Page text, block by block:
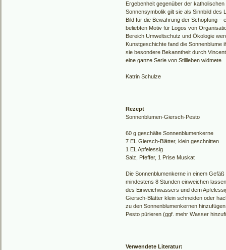
Ergebenheit gegenüber der
Sonnensymbolik gilt sie als Sinnbild des
Bild für die Bewahrung der Schöpfung –
beliebten Motiv für Logos von
Bereich Umweltschutz und Ökologie
Kunstgeschichte fand die Sonnenblume
sie besondere Bekanntheit durch
eine ganze Serie von Stillleben widmete.
Katrin Schulze
Rezept
Sonnenblumen-Giersch-Pesto
60 g geschälte Sonnenblumenkerne
7 EL Giersch-Blätter, klein geschnitten
1 EL Apfelessig
Salz, Pfeffer, 1 Prise Muskat
Die Sonnenblumenkerne in einem
mindestens 8 Stunden einweichen
des Einweichwassers und dem
Giersch-Blätter klein schneiden oder
zu den Sonnenblumenkernen
Pesto pürieren (ggf. mehr Wasser
Verwendete Literatur: